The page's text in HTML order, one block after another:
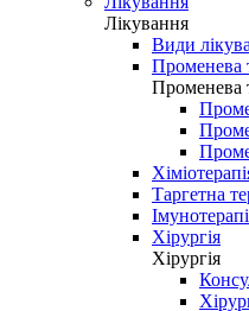
Лікування
Види
Променева
Променева
Таргетна
Хірургія
Хірургія